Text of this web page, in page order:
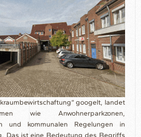
googelt, landet
wie Anwohnerparkzonen,
und kommunalen Regelungen in
Das ist eine Bedeutung des Begriffs